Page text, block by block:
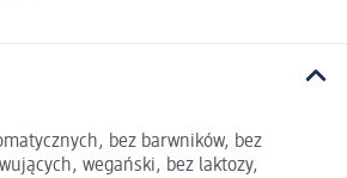
bez barwników, bez
wegański, bez laktozy,